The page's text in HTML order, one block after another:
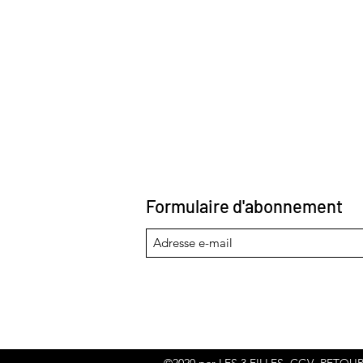
Formulaire d'abonnement